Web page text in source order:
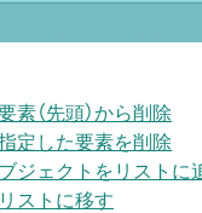
素（先頭）から削除
定した要素を削除
ジェクトをリストに
ストに移す